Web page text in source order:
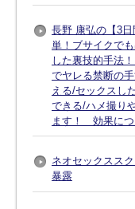
長野 康弘の【3
単！ブサイクで
した裏技的手法
でヤレる禁断の
える/セックスし
できる/ハメ撮り
ます！ 効果につ
ネオセックスス
暴露